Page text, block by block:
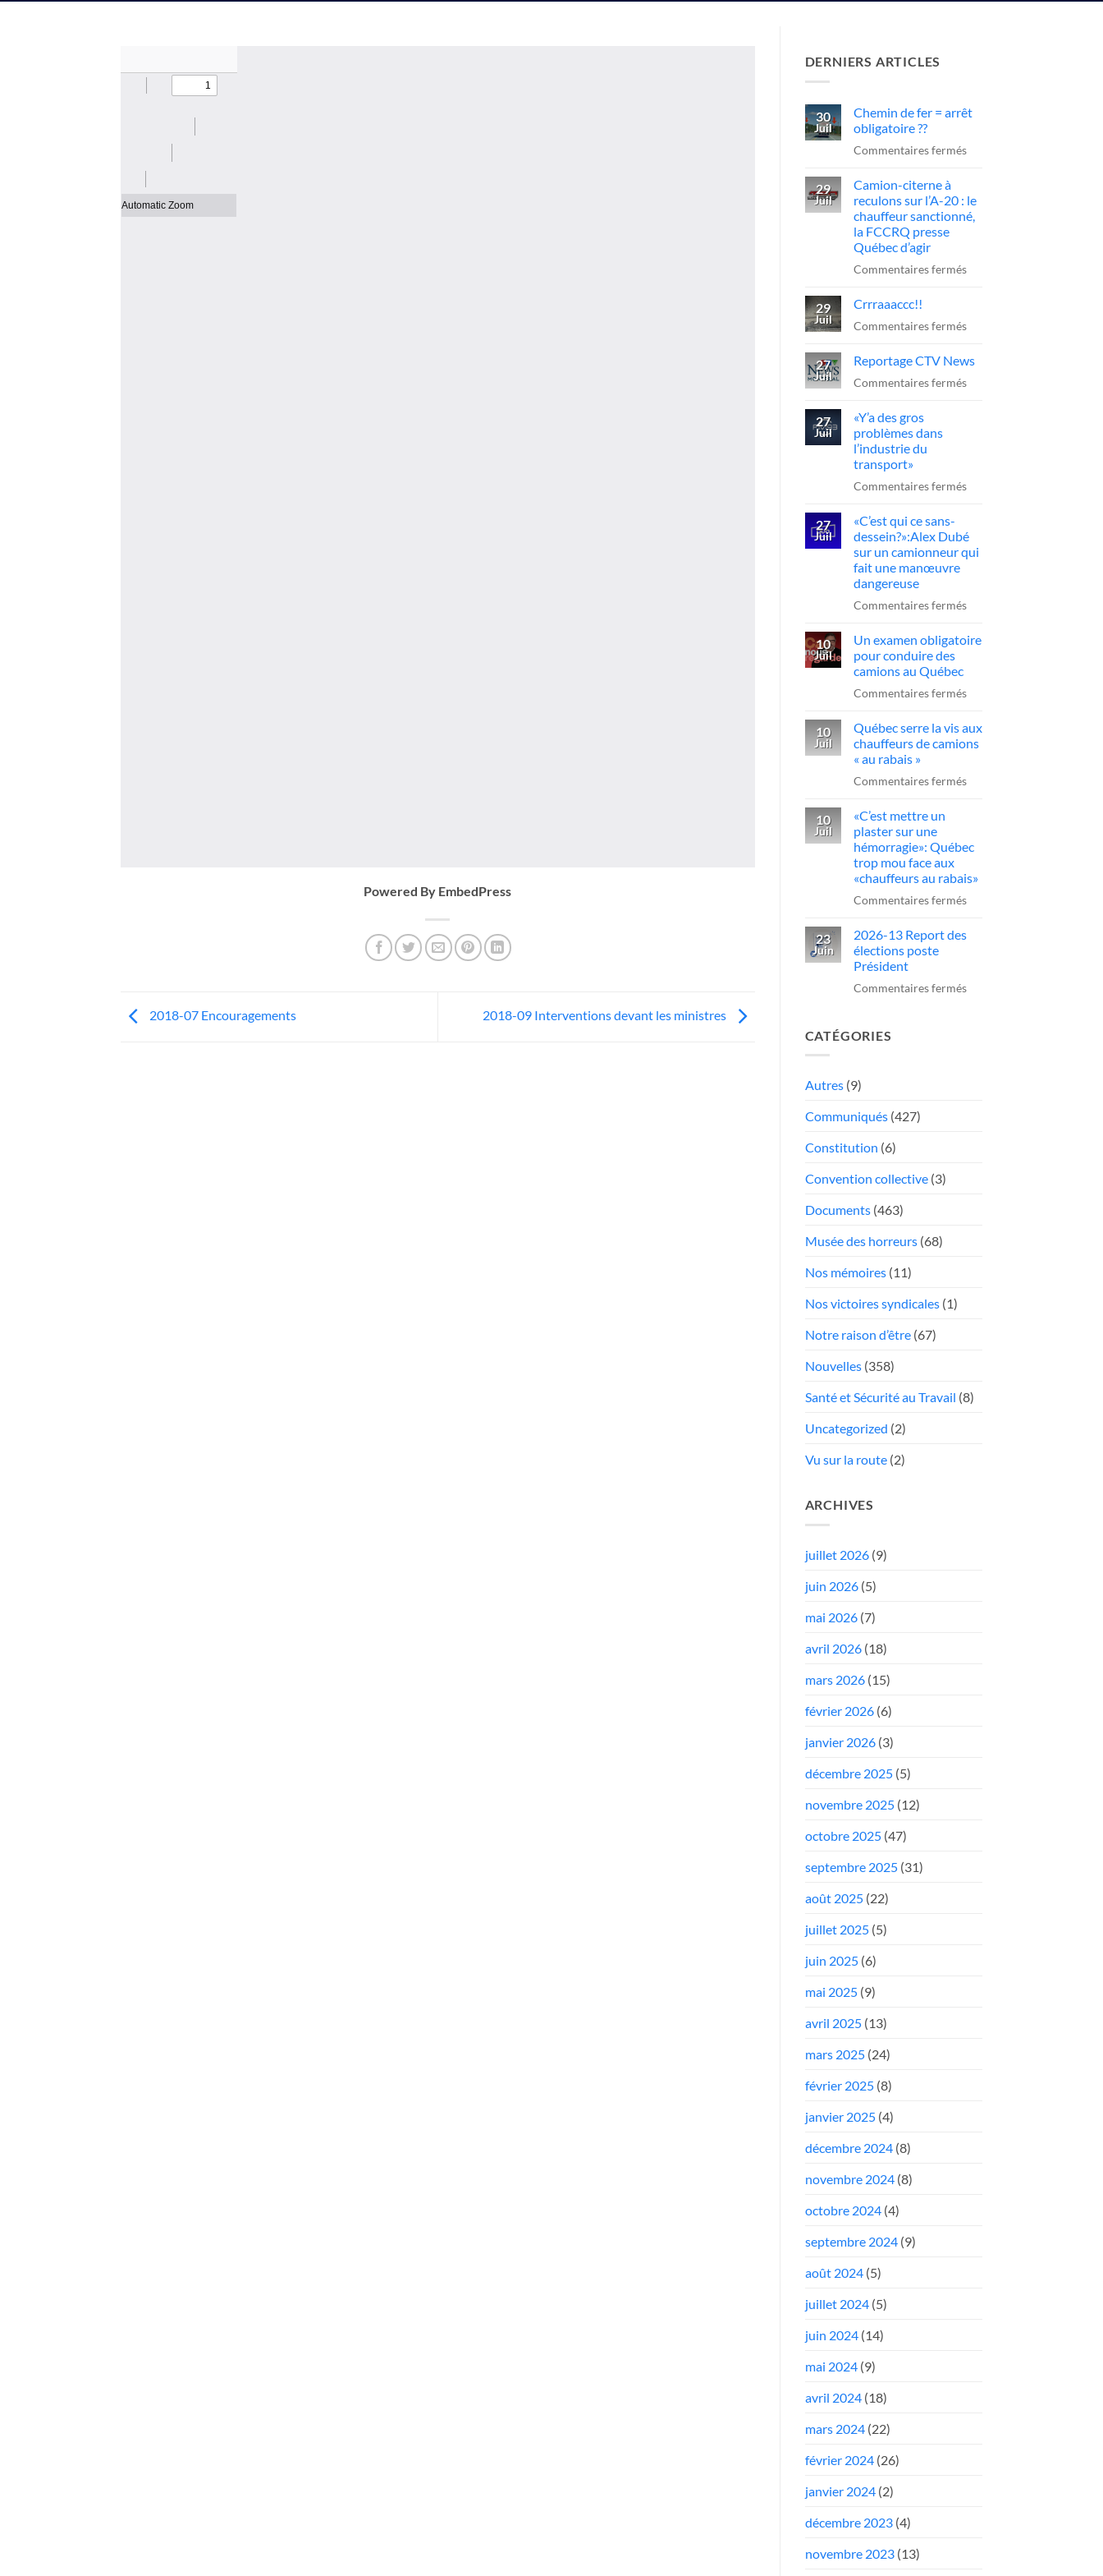
Powered By EmbedPress
2018-07 Encouragements 2018-09 Interventions devant les ministres
DERNIERS ARTICLES
30
Juil
Chemin de fer = arrêt
obligatoire ??
Commentaires ferméssur
fer
=
29
Juil
Camion-citerne à
reculons sur l’A-20 : le
chauffeur sanctionné,
la FCCRQ presse
Québec d’agir
Commentaires ferméssur
à
sur
l’A-
la
presse
Québec
29
Juil
Crrraaaccc!!
Commentaires ferméssur
27
Juil
Reportage CTV News
Commentaires ferméssur
27
Juil
«Y’a des gros
problèmes dans
l’industrie du
transport»
Commentaires ferméssur
gros
problèmes
transport»
27
Juil
«C’est qui ce sans-
dessein?»:Alex Dubé
sur un camionneur qui
fait une manœuvre
dangereuse
Commentaires ferméssur
qui
dessein?»:Alex
sur
manœuvre
10
Juil
Un examen obligatoire
pour conduire des
camions au Québec
Commentaires ferméssur
examen
obligatoire
conduire
au
10
Juil
Québec serre la vis aux
chauffeurs de camions
« au rabais »
Commentaires ferméssur
vis
aux
camions
rabais
10
Juil
«C’est mettre un
plaster sur une
hémorragie»: Québec
trop mou face aux
«chauffeurs au rabais»
Commentaires ferméssur
mettre
sur
23
Juin
2026-13 Report des
élections poste
Président
Commentaires ferméssur
CATÉGORIES
Autres(9)
Communiqués(427)
Constitution (6)
Convention collective(3)
Documents(463)
Musée des horreurs(68)
Nos mémoires(11)
Nos victoires syndicales(1)
Notre raison d’être(67)
Nouvelles(358)
Santé et Sécurité au Travail (8)
Uncategorized (2)
Vu sur la route(2)
ARCHIVES
juillet 2026(9)
juin 2026(5)
mai 2026(7)
avril 2026(18)
mars 2026(15)
février 2026(6)
janvier 2026(3)
décembre 2025(5)
novembre 2025(12)
octobre 2025(47)
septembre 2025(31)
août 2025(22)
juillet 2025(5)
juin 2025(6)
mai 2025(9)
avril 2025(13)
mars 2025(24)
février 2025(8)
janvier 2025(4)
décembre 2024(8)
novembre 2024(8)
octobre 2024(4)
septembre 2024(9)
août 2024(5)
juillet 2024(5)
juin 2024(14)
mai 2024(9)
avril 2024(18)
mars 2024(22)
février 2024(26)
janvier 2024(2)
décembre 2023(4)
novembre 2023(13)